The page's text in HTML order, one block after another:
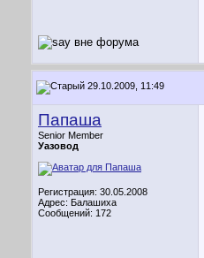
29.10.2009, 11:49
Папаша
Senior Member
Уазовод
Регистрация: 30.05.2008
Адрес: Балашиха
Сообщений: 172